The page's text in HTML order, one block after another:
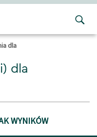
dla
dla
WYNIKÓW